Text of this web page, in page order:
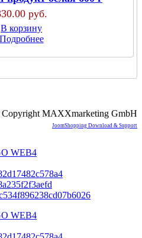
руб.
В корзину
Подробнее
Copyright MAXXmarketing GmbH
JoomShopping Download & Support